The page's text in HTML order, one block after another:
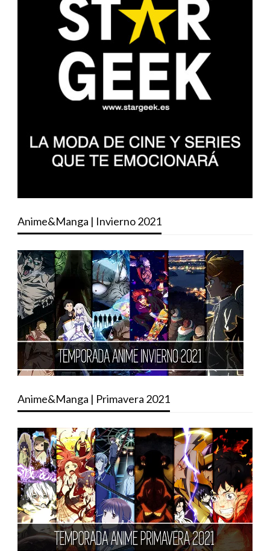
Anime&Manga | Invierno 2021
Anime&Manga | Primavera 2021